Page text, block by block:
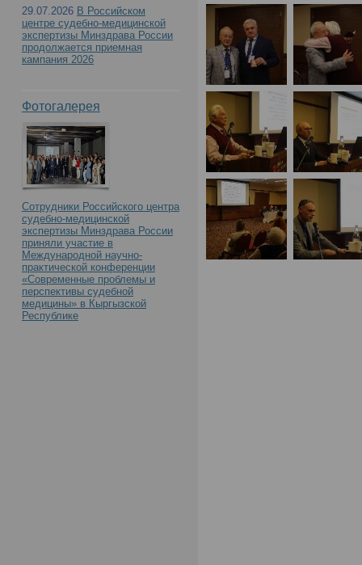
29.07.2026 В Российском
центре судебно-медицинской
экспертизы Минздрава России
продолжается приемная
кампания 2026
Фотогалерея
Сотрудники Российского центра
судебно-медицинской
экспертизы Минздрава России
приняли участие в
Международной научно-
практической конференции
«Современные проблемы и
перспективы судебной
медицины» в Кыргызской
Республике